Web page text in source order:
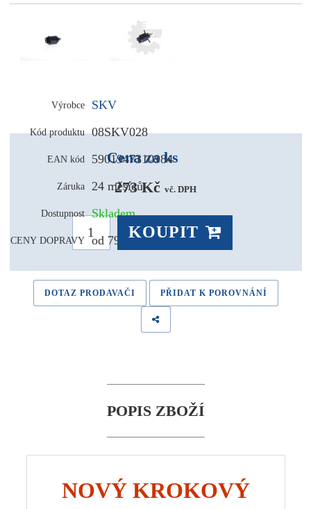
Výrobce SKV
Kód produktu 08SKV028
EAN kód 5901947310984
Záruka 24 měsíců
Dostupnost Skladem
CENY DOPRAVY od 79,- Kč
Cena za ks
273 Kč vč. DPH
KOUPIT
DOTAZ PRODAVAČI PŘIDAT K POROVNÁNÍ
POPIS ZBOŽÍ
NOVÝ KROKOVÝ